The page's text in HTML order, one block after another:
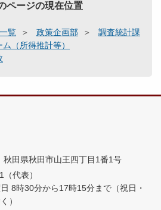
ページの現在位置
覧 政策企画部
調査統計課
（所得推計等）
田県秋田市山王四丁目1番1号
代表）
8時30分から17時15分まで （祝日・
）